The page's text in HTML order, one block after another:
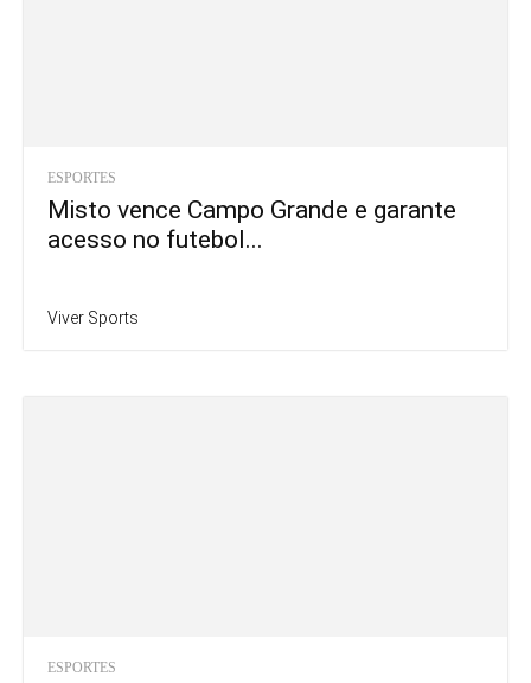
ESPORTES
Misto vence Campo Grande e garante
acesso no futebol...
Viver Sports
ESPORTES